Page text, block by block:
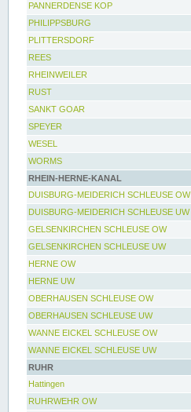
PANNERDENSE KOP
PHILIPPSBURG
PLITTERSDORF
REES
RHEINWEILER
RUST
SANKT GOAR
SPEYER
WESEL
WORMS
RHEIN-HERNE-KANAL
DUISBURG-MEIDERICH SCHLEUSE OW
DUISBURG-MEIDERICH SCHLEUSE UW
GELSENKIRCHEN SCHLEUSE OW
GELSENKIRCHEN SCHLEUSE UW
HERNE OW
HERNE UW
OBERHAUSEN SCHLEUSE OW
OBERHAUSEN SCHLEUSE UW
WANNE EICKEL SCHLEUSE OW
WANNE EICKEL SCHLEUSE UW
RUHR
Hattingen
RUHRWEHR OW